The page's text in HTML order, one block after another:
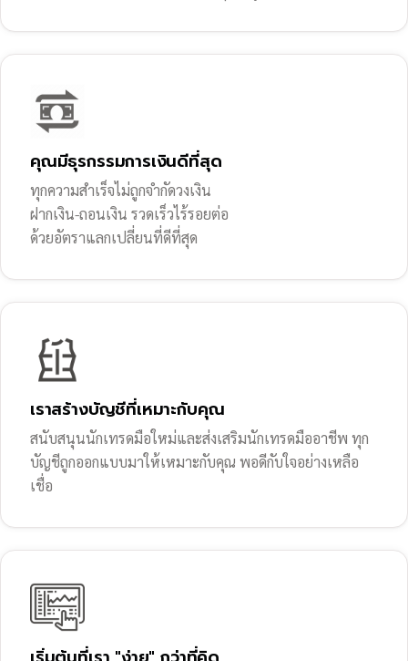
คุณมีธุรกรรมการเงินดีที่สุด
ทุกความสำเร็จไม่ถูกจำกัดวงเงิน
ฝากเงิน-ถอนเงิน รวดเร็วไร้รอยต่อ
ด้วยอัตราแลกเปลี่ยนที่ดีที่สุด
เราสร้างบัญชีที่เหมาะกับคุณ
สนับสนุนนักเทรดมือใหม่และส่งเสริมนักเทรดมืออาชีพ ทุก
บัญชีถูกออกแบบมาให้เหมาะกับคุณ พอดีกับใจอย่างเหลือ
เชื่อ